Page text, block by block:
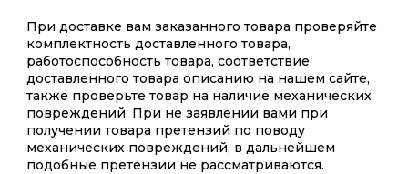
При доставке вам заказанного товара проверяйте
комплектность доставленного товара,
работоспособность товара, соответствие
доставленного товара описанию на нашем сайте,
также проверьте товар на наличие механических
повреждений. При не заявлении вами при
получении товара претензий по поводу
механических повреждений, в дальнейшем
подобные претензии не рассматриваются.